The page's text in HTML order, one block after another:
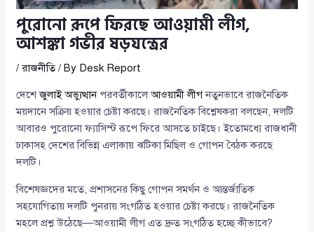
পুরোনো রূপে ফিরছে আওয়ামী লীগ,
আশঙ্কা গভীর ষড়যন্ত্রের
/রাজনীতি/ By Desk Report
দেশেজুলাই অভ্যুত্থানপরবর্তীকালেআওয়ামী লীগনতুনভাবে রাজনৈতিক
ময়দানে সক্রিয় হওয়ার চেষ্টা করছে। রাজনৈতিক বিশ্লেষকরা বলছেন, দলটি
আবারও পুরোনো ফ্যাসিস্ট রূপে ফিরে আসতে চাইছে। ইতোমধ্যে রাজধানী
ঢাকাসহ দেশের বিভিন্ন এলাকায় ঝটিকা মিছিল ও গোপন বৈঠক করছে
দলটি।
বিশেষজ্ঞদের মতে, প্রশাসনের কিছু গোপন সমর্থন ও আন্তর্জাতিক
সহযোগিতায় দলটি পুনরায় সংগঠিত হওয়ার চেষ্টা করছে। রাজনৈতিক
মহলে প্রশ্ন উঠেছে—আওয়ামী লীগ এত দ্রুত সংগঠিত হচ্ছে কীভাবে?